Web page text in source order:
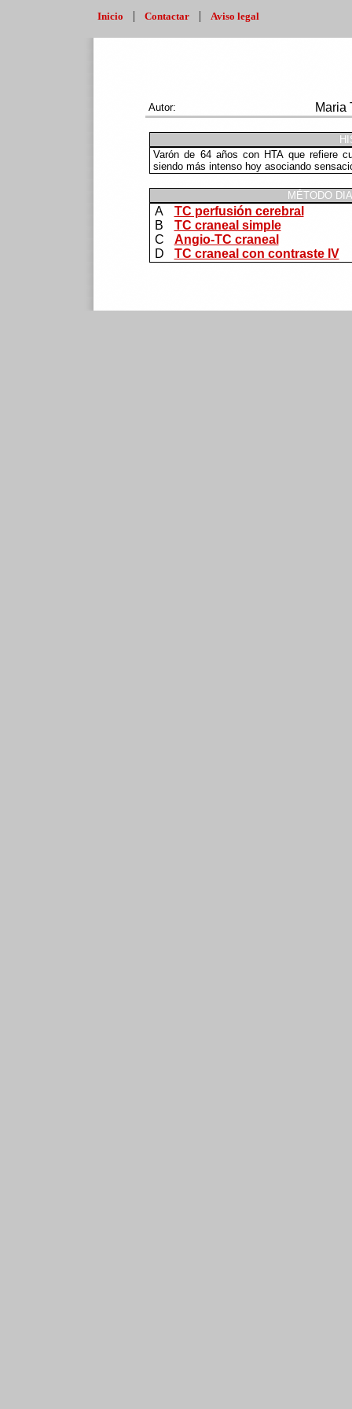
Inicio | Contactar | Aviso legal
Autor: Maria
Varón de 64 años con HTA que refiere
siendo más intenso hoy asociando
MÉTODO
A
TC perfusión cerebral
B
TC craneal simple
C
Angio-TC craneal
D
TC craneal con contraste IV